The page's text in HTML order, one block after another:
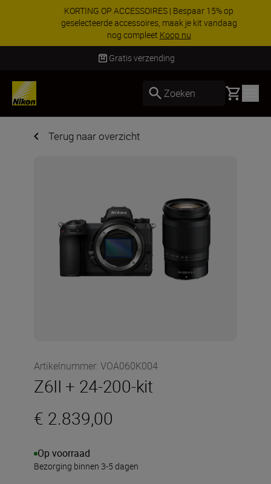
KORTING OP ACCESSOIRES | Bespaar 15% op
geselecteerde accessoires, maak je kit vandaag
nog compleetKoop nu
Levering binnen 1-3 werkdagen
Zoeken Basket
Terug naar overzicht
Artikelnummer: VOA060K004
Z6II + 24-200-kit
€ 2.839,00
Op voorraad
Bezorging binnen 3-5 dagen